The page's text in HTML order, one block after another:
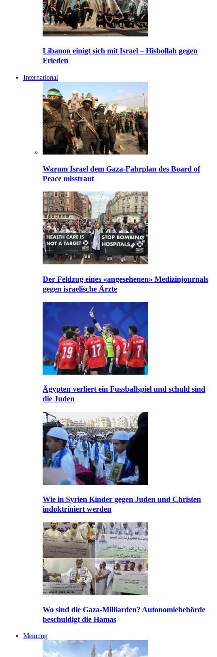
Libanon einigt sich mit Israel – Hisbollah gegen
Frieden
International
Warum Israel dem Gaza-Fahrplan des Board of
Peace misstraut
Der Feldzug eines «angesehenen» Medizinjournals
gegen israelische Ärzte
Ägypten verliert ein Fussballspiel und schuld sind
die Juden
Wie in Syrien Kinder gegen Juden und Christen
indoktriniert werden
Wo sind die Gaza-Milliarden? Autonomiebehörde
beschuldigt die Hamas
Meinung